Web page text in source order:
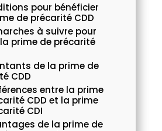
pour bénéficier
de précarité CDD
à suivre pour
prime de précarité
de la prime de
CDD
entre la prime
CDD et la prime
CDI
de la prime de